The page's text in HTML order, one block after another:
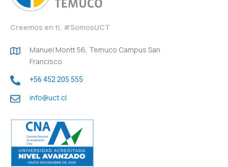
Creemos en ti, #SomosUCT
Manuel Montt 56, Temuco Campus San
Francisco
+56 452 205 555
info@uct.cl